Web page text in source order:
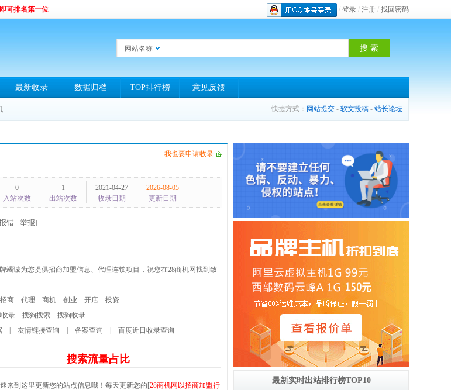
可排名第一位 / 登录 / 注册 / 找回密码
网站名称
最新收录 数据归档 TOP排行榜 意见反馈
快捷方式： 网站提交 - 软文投稿 - 站长论坛
我也要申请收录
0
入站次数
1
出站次数
2021-04-27
收录日期
2026-08-05
更新日期
错 - 举报]
竭诚为您提供招商加盟信息、代理连锁项目，祝您在28商机网找到致
招商 代理 商机 创业 开店
投资
收录 搜狗搜索
搜狗收录
友情链接查询 备案查询 百度近日收录查询
搜索流量占比
来到这里更新您的站点信息哦！每天更新您的[28商机网以招商加盟行
最新实时出站排行榜TOP10